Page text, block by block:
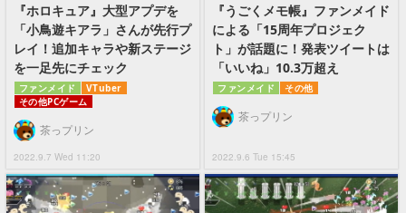
『ホロキュア』大型アプデを
「小鳥遊キアラ」さんが先行プ
レイ！追加キャラや新ステージ
を一足先にチェック
ファンメイド
VTuber
その他PCゲーム
2022.9.7 Wed 11:20
茶っプリン
『うごくメモ帳』ファンメイド
による「15周年プロジェク
ト」が話題に！発表ツイートは
「いいね」10.3万超え
ファンメイド その他
2022.9.6 Tue 15:45
茶っプリン